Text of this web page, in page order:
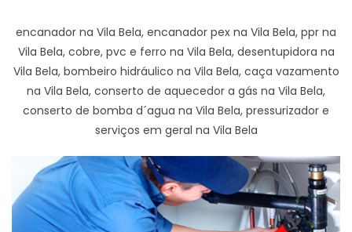
encanador na Vila Bela, encanador pex na Vila Bela, ppr na
Vila Bela, cobre, pvc e ferro na Vila Bela, desentupidora na
Vila Bela, bombeiro hidráulico na Vila Bela, caça vazamento
na Vila Bela, conserto de aquecedor a gás na Vila Bela,
conserto de bomba d´agua na Vila Bela, pressurizador e
serviços em geral na Vila Bela